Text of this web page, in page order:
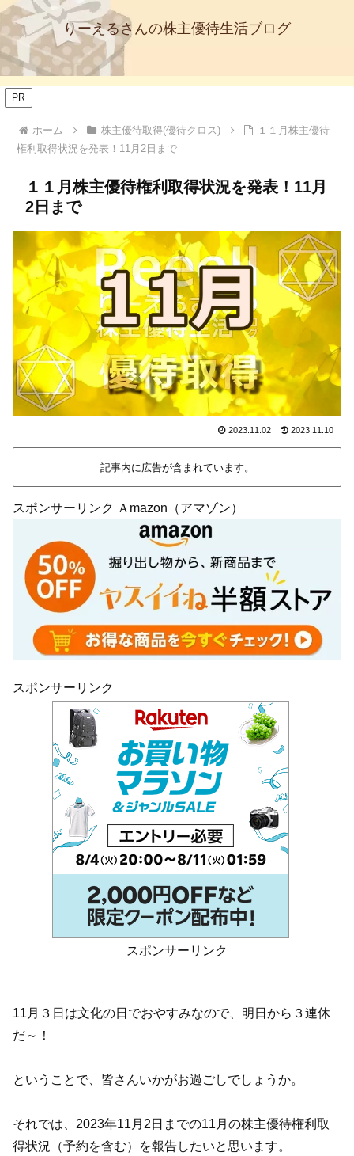
りーえるさんの株主優待生活ブログ
PR
ホーム 株主優待取得(優待クロス)
１１月株主優待
権利取得状況を発表！11月2日まで
１１月株主優待権利取得状況を発表！11月
2日まで
2023.11.02 2023.11.10
記事内に広告が含まれています。
スポンサーリンク Ａmazon（アマゾン）
スポンサーリンク
スポンサーリンク
11月３日は文化の日でおやすみなので、明日から３連休
だ～！
ということで、皆さんいかがお過ごしでしょうか。
それでは、2023年11月2日までの11月の株主優待権利取
得状況（予約を含む）を報告したいと思います。